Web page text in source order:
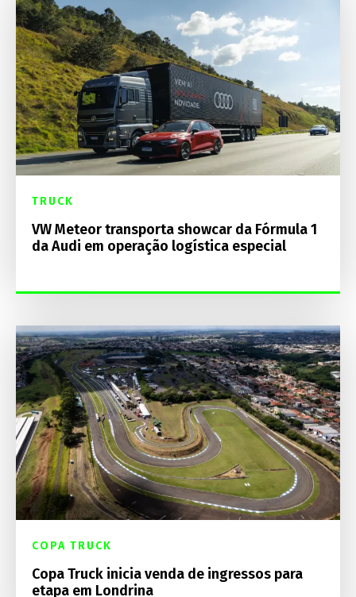
TRUCK
VW Meteor transporta showcar da Fórmula 1
da Audi em operação logística especial
COPA TRUCK
Copa Truck inicia venda de ingressos para
etapa em Londrina